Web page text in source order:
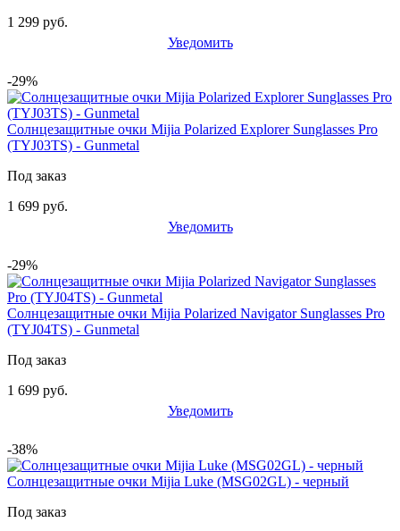
1 299 руб.
Уведомить
-29%
Солнцезащитные очки Mijia Polarized Explorer Sunglasses Pro
(TYJ03TS) - Gunmetal
Под заказ
1 699 руб.
Уведомить
-29%
Солнцезащитные очки Mijia Polarized Navigator Sunglasses Pro
(TYJ04TS) - Gunmetal
Под заказ
1 699 руб.
Уведомить
-38%
Солнцезащитные очки Mijia Luke (MSG02GL) - черный
Под заказ